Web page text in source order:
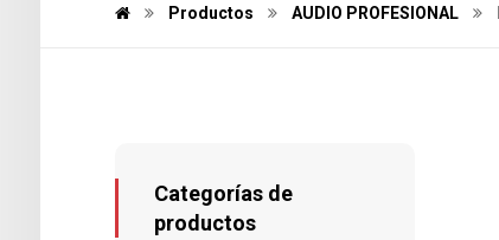
Productos AUDIO PROFESIONAL
Categorías de
productos